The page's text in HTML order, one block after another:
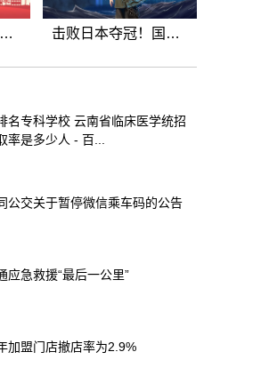
点击蓝字关注我们新乡人才社区作为人才强市的战略工程和红旗区重点建设 击败日本夺冠！国少领队:最大收获是收获信心我们在亚洲谁都不怕,日本,
名专科学校 云南省临床医学统招
率是多少人 - 百...
公交关于暂停微信乘车码的公告
应急救援“最后一公里”
加盟门店撤店率为2.9%